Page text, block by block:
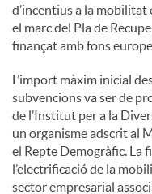
i
n
g
u
d’incentius a la mobilitat
el marc del Pla de
finançat amb fons
L’import màxim inicial
subvencions va ser de
de l’Institut per a la
un organisme adscrit al
el Repte Demogràfic. La
l’electrificació de la
sector empresarial